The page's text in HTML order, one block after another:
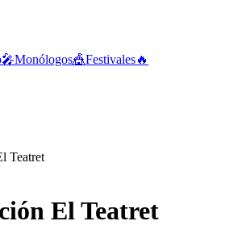
🎤Monólogos🎪Festivales🔥
Teatret
El Teatret